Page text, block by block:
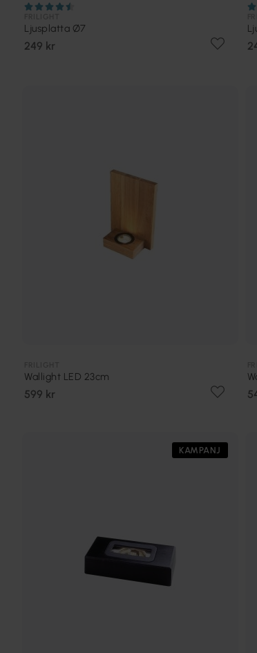
Ljusplatta Ø7
249 kr
Wallight LED 23cm
599 kr
KAMPANJ